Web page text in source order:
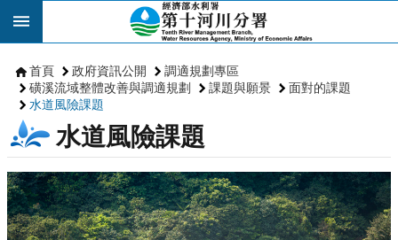
跳到主要內容區塊
首頁 政府資訊公開
調適規劃專區
磺溪流域整體改善與調適規劃
課題與願景
面對的課題
水道風險課題
水道風險課題